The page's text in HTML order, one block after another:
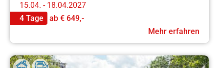
15.04. - 18.04.2027
4 Tage
ab € 649,-
Mehr erfahren